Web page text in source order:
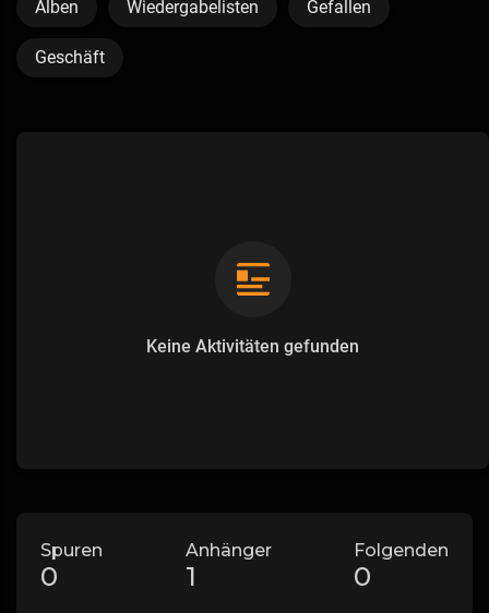
Alben Wiedergabelisten Gefallen
Geschäft
Keine Aktivitäten gefunden
Spuren
0
Anhänger
1
Folgenden
0